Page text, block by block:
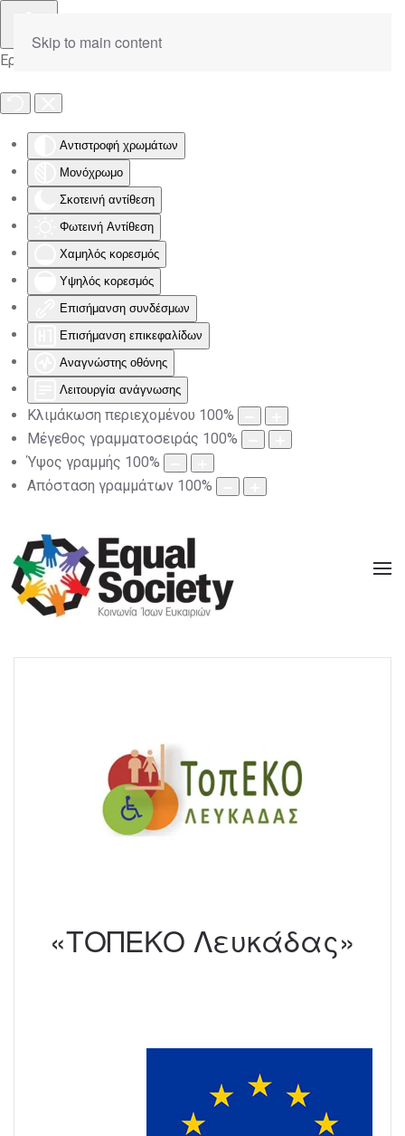
Εργαλειοθήκη Προσβασιμότητας
Αντιστροφή χρωμάτων
Μονόχρωμο
Σκοτεινή αντίθεση
Φωτεινή Αντίθεση
Χαμηλός κορεσμός
Υψηλός κορεσμός
Επισήμανση συνδέσμων
Επισήμανση επικεφαλίδων
Αναγνώστης οθόνης
Λειτουργία ανάγνωσης
Κλιμάκωση περιεχομένου 100%
Μέγεθος γραμματοσειράς 100%
Ύψος γραμμής 100%
Απόσταση γραμμάτων 100%
Skip to main content
«ΤΟΠΕΚΟ Λευκάδας»